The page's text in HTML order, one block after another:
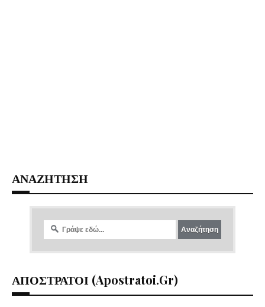
ΑΝΑΖΗΤΗΣΗ
ΑΠΟΣΤΡΑΤΟΙ (apostratoi.gr)